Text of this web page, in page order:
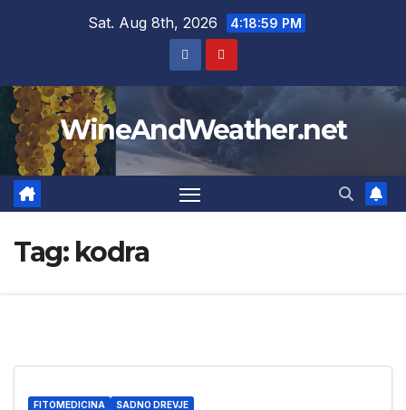
Sat. Aug 8th, 2026 4:19:00 PM
WineAndWeather.net
Tag: kodra
FITOMEDICINA SADNO DREVJE